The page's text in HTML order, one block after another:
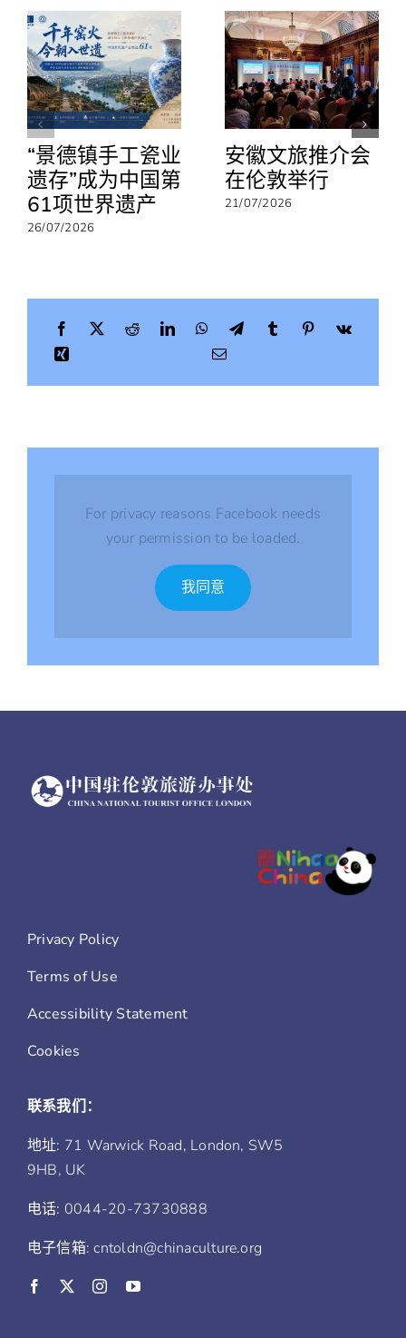
天，
像
徐
霞
客
一
样
出
发！
“景德镇手工瓷业
遗存”成为中国第
61项世界遗产
26/07/2026
安徽文旅推介会
在伦敦举行
21/07/2026
For privacy reasons Facebook needs
your permission to be loaded.
我同意
Privacy Policy
Terms of Use
Accessibility Statement
Cookies
联系我们：
地址: 71 Warwick Road, London, SW5
9HB, UK
电话: 0044-20-73730888
电子信箱: cntoldn@chinaculture.org